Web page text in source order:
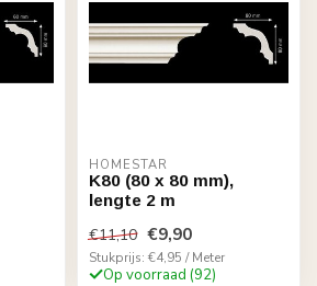
HOMESTAR
K80 (80 x 80 mm),
lengte 2 m
€11,10 €9,90
Stukprijs: €4,95 / Meter
Op voorraad (92)